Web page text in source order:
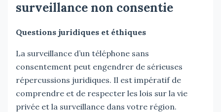
surveillance non consentie
Questions juridiques et éthiques
La surveillance d’un téléphone sans
consentement peut engendrer de sérieuses
répercussions juridiques. Il est impératif de
comprendre et de respecter les lois sur la vie
privée et la surveillance dans votre région.